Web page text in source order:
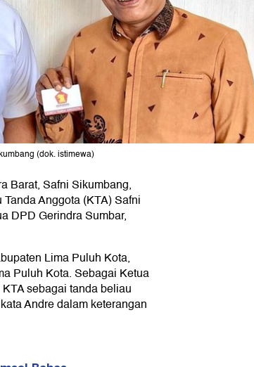
(dok. istimewa)
Barat, Safni Sikumbang,
Tanda Anggota (KTA) Safni
DPD Gerindra Sumbar,
Lima Puluh Kota,
Puluh Kota. Sebagai Ketua
sebagai tanda beliau
Andre dalam keterangan